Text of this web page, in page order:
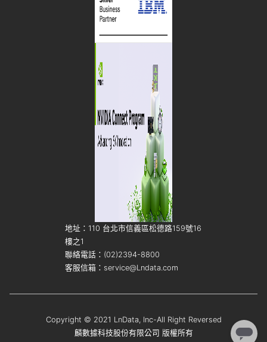
地址：110 台北市信義區松德路159號16
樓之1
聯絡電話：(02)2394-8800
客服信箱：service@Lndata.com
Copyright © 2021 LnData, Inc-All Right Reversed
麟數據科技股份有限公司 版權所有